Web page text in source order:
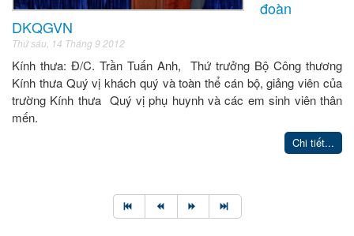
đoàn
DKQGVN
Thứ sáu, 14 Tháng 9 2012
Kính thưa: Đ/C. Trần Tuấn Anh, Thứ trưởng Bộ Công thương
Kính thưa Quý vị khách quý và toàn thể cán bộ, giảng viên của
trường Kính thưa Quý vị phụ huynh và các em sinh viên thân
mến.
Chi tiết...